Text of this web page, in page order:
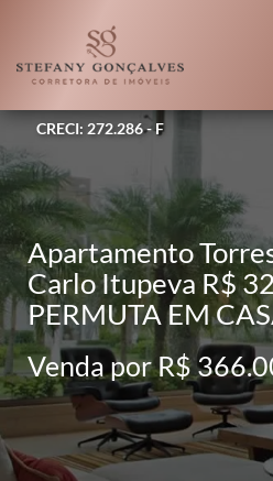
CRECI: 272.286 - F
Apartamento
Carlo Itupeva R$
PERMUTA EM
Venda por R$